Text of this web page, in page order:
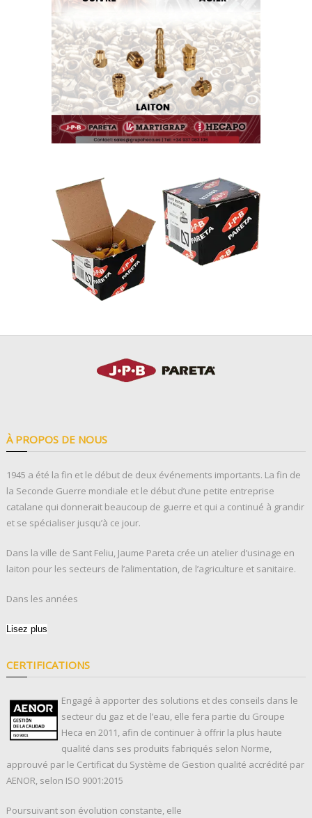
À PROPOS DE NOUS
1945 a été la fin et le début de deux événements importants. La fin de
la Seconde Guerre mondiale et le début d’une petite entreprise
catalane qui donnerait beaucoup de guerre et qui a continué à grandir
et se spécialiser jusqu’à ce jour.
Dans la ville de Sant Feliu, Jaume Pareta crée un atelier d’usinage en
laiton pour les secteurs de l’alimentation, de l’agriculture et sanitaire.
Dans les années
Lisez plus
CERTIFICATIONS
Engagé à apporter des solutions et des conseils dans le
secteur du gaz et de l’eau, elle fera partie du Groupe
Heca en 2011, afin de continuer à offrir la plus haute
qualité dans ses produits fabriqués selon Norme,
approuvé par le Certificat du Système de Gestion qualité accrédité par
AENOR, selon ISO 9001:2015
Poursuivant son évolution constante, elle